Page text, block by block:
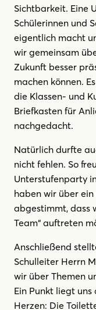
Sichtbarkeit. Eine
Schülerinnen und
eigentlich macht
wir gemeinsam
Zukunft besser
machen können.
die Klassen- und
Briefkasten für
nachgedacht.
Natürlich durfte
nicht fehlen. So
Unterstufenparty
haben wir über
abgestimmt, dass
Team“ auftreten
Anschließend
Schulleiter Herrn
wir über Themen
Ein Punkt liegt
Herzen: Die